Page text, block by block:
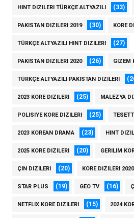
HINT DIZILERI TÜRKÇE ALTYAZILI (33)
PAKISTAN DIZILERI 2019 (30) KORE
TÜRKÇE ALTYAZILI HINT DIZILERI (27)
PAKISTAN DIZILERI 2020 (26) GIZEM
TÜRKÇE ALTYAZILI PAKISTAN DIZILERI
2023 KORE DIZILERI (25) MALEZYA
POLISIYE KORE DIZILERI (25)
2023 KOREAN DRAMA (23) HINT
2025 KORE DIZILERI (20) GERILIM
ÇIN DIZILERI (20) KORE DIZILERI 2020
STAR PLUS (19) GEO TV (16)
NETFLIX KORE DIZILERI (15) 2024